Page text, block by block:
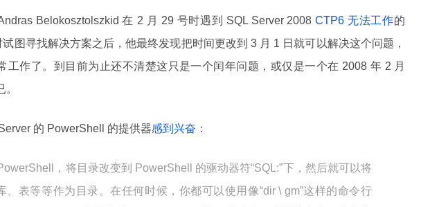
Belokosztolszkid 在 2 月 29 号时遇到 SQL Server 2008 CTP6 无法工作的
试图寻找解决方案之后，他最终发现把时间更改到 3 月 1 日就可以解决这个问题，
工作了。到目前为止还不清楚这只是一个闰年问题，或仅是一个在 2008 年 2 月
的 PowerShell 的提供器感到兴奋 ：
，将目录改变到 PowerShell 的驱动器符“SQL:”下，然后就可以将
、表等等作为目录。在任何时候，你都可以使用像“dir \ gm”这样的命令行